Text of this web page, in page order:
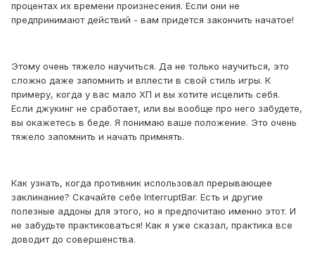
процентах их времени произнесения. Если они не
предпринимают действий - вам придется закончить начатое!
Этому очень тяжело научиться. Да не только научиться, это
сложно даже запомнить и вплести в свой стиль игры. К
примеру, когда у вас мало ХП и вы хотите исцелить себя.
Если джукинг не сработает, или вы вообще про него забудете,
вы окажетесь в беде. Я понимаю ваше положение. Это очень
тяжело запомнить и начать примнять.
Как узнать, когда противник использовал прерывающее
заклинание? Скачайте себе InterruptBar. Есть и другие
полезные аддоны для этого, но я предпочитаю именно этот. И
не забудьте практиковаться! Как я уже сказал, практика все
доводит до совершенства.